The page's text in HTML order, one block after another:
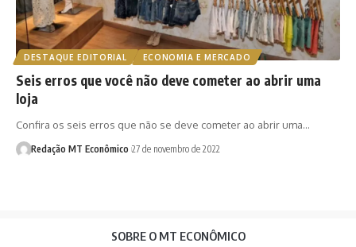
DESTAQUE EDITORIAL ECONOMIA E MERCADO
Seis erros que você não deve cometer ao abrir uma
loja
Confira os seis erros que não se deve cometer ao abrir uma…
Redação MT Econômico 27 de novembro de 2022
SOBRE O MT ECONÔMICO